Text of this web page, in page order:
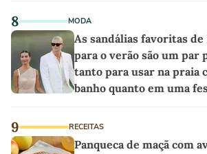
8 MODA
As sandálias favoritas
para o verão são um par
tanto para usar na praia
banho quanto em uma
9 RECEITAS
Panqueca de maçã com